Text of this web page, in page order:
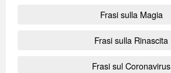
Frasi sulla Magia
Frasi sulla Rinascita
Frasi sul Coronavirus